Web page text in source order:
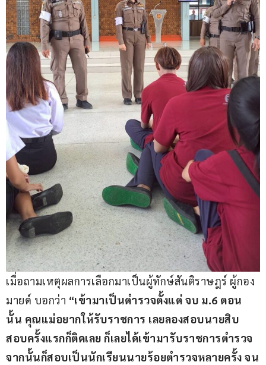
เมื่อถามเหตุผลการเลือกมาเป็นผู้ทักษ์สันติราษฎร์ ผู้กอง
มายด์ บอกว่า “เข้ามาเป็นตำรวจตั้งแต่ จบ ม.6 ตอน
นั้น คุณแม่อยากให้รับราชการ เลยลองสอบนายสิบ
สอบครั้งแรกก็ติดเลย ก็เลยได้เข้ามารับราชการตำรวจ
จากนั้นก็สอบเป็นนักเรียนนายร้อยตำรวจหลายครั้ง จน